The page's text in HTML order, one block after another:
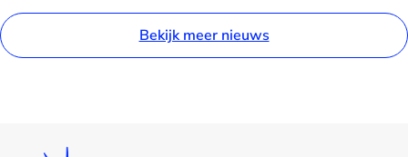
Bekijk meer nieuws